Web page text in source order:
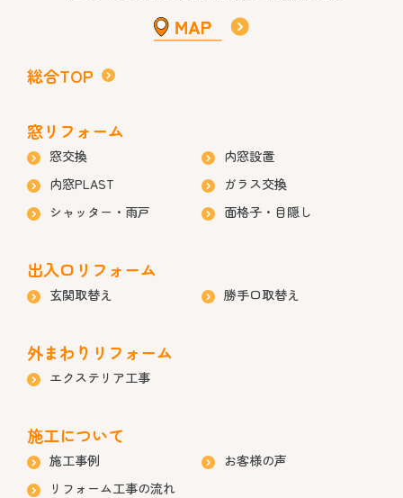
総合TOP
窓リフォーム
窓交換
内窓設置
内窓PLAST
ガラス交換
シャッター・雨戸
面格子・目隠し
出入口リフォーム
玄関取替え 勝手口取替え
外まわりリフォーム
エクステリア工事
施工について
施工事例
お客様の声
リフォーム工事の流れ